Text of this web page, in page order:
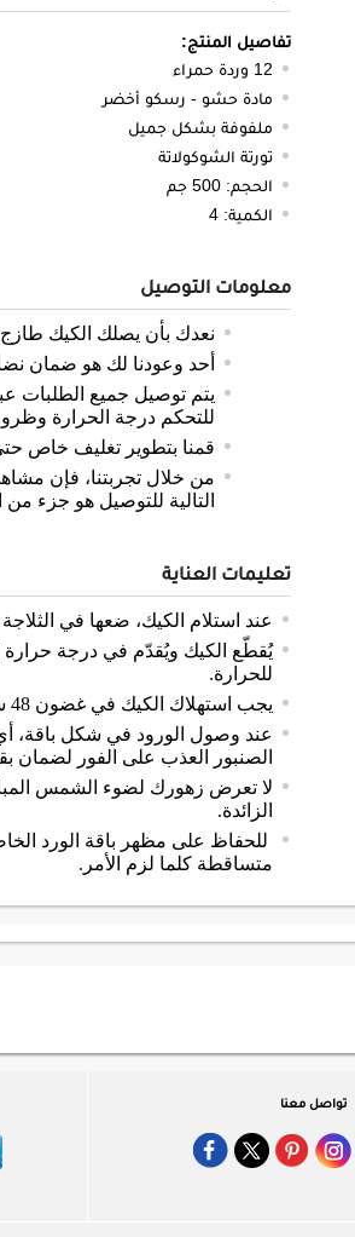
تفاصيل المنتج:
12 وردة حمراء
مادة حشو - رسكو أخضر
ملفوفة بشكل جميل
تورتة الشوكولاتة
الحجم: 500 جم
الكمية: 4
معلومات التوصيل
نعدك بأن يصلك الكيك
أحد وعودنا لك هو ضمان
يتم توصيل جميع الطلبات
للتحكم درجة الحرارة
قمنا بتطوير تغليف خاص
من خلال تجربتنا، فإن
التالية للتوصيل هو جزء
تعليمات العناية
عند استلام الكيك، ضعها في
يُقطّع الكيك ويُقدّم في درجة
للحرارة.
يجب استهلاك الكيك في غضون 48 ساعة.
عند وصول الورود في شكل باقة،
الصنبور العذب على الفور لضمان
لا تعرض زهورك لضوء الشمس
الزائدة.
للحفاظ على مظهر باقة الورد
متساقطة كلما لزم الأمر.
تواصل معنا